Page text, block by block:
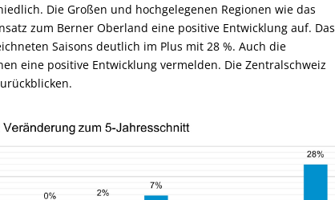
Die Großen und hochgelegenen Regionen wie das
zum Berner Oberland eine positive Entwicklung auf. Das
Saisons deutlich im Plus mit 28 %. Auch die
eine positive Entwicklung vermelden. Die Zentralschweiz